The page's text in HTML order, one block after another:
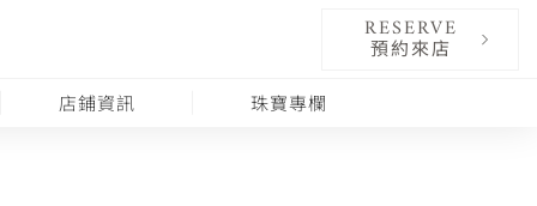
RESERVE
預約來店
店鋪資訊 珠寶專欄